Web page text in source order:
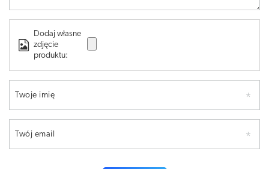
Dodaj własne
zdjęcie
produktu:
Twoje imię
Twój email